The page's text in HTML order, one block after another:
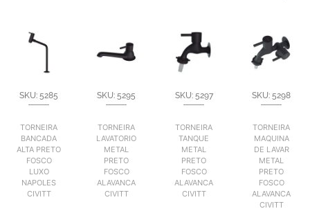
SKU: 5285
TORNEIRA
BANCADA
ALTA PRETO
FOSCO
LUXO
NAPOLES
CIVITT
SKU: 5295
TORNEIRA
LAVATORIO
METAL
PRETO
FOSCO
ALAVANCA
CIVITT
SKU: 5297
TORNEIRA
TANQUE
METAL
PRETO
FOSCO
ALAVANCA
CIVITT
SKU: 5298
TORNEIRA
MAQUINA
DE LAVAR
METAL
PRETO
FOSCO
ALAVANCA
CIVITT